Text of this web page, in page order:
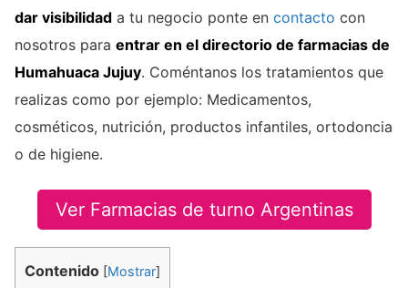
dar visibilidad a tu negocio ponte en contacto con
nosotros para entrar en el directorio de farmacias de
Humahuaca Jujuy. Coméntanos los tratamientos que
realizas como por ejemplo: Medicamentos,
cosméticos, nutrición, productos infantiles, ortodoncia
o de higiene.
Ver Farmacias de turno Argentinas
Contenido [Mostrar]